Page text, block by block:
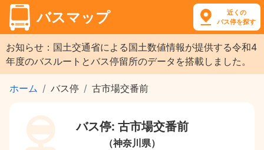
バスマップ
近くの
バス停を探す
お知らせ：国土交通省による国土数値情報が提供する令和4
年度のバスルートとバス停留所のデータを搭載しました。
ホーム バス停 古市場交番前
バス停: 古市場交番前
（神奈川県）